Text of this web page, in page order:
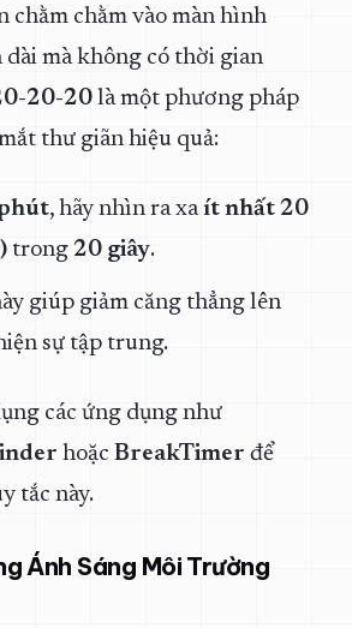
chằm chằm vào màn hình
mà không có thời gian
20-20 là một phương pháp
thư giãn hiệu quả:
, hãy nhìn ra xaít nhất 20
trong20 giây.
giúp giảm căng thẳng lên
sự tập trung.
các ứng dụng như
hoặc BreakTimer để
tắc này.
Ánh Sáng Môi Trường